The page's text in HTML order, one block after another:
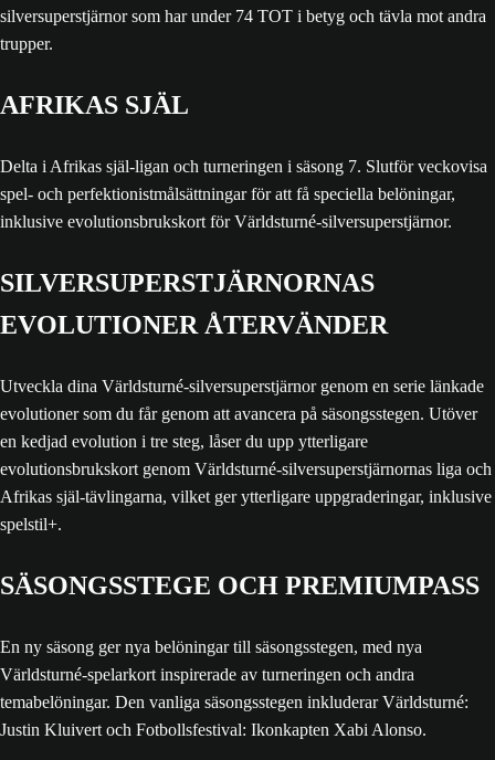
silversuperstjärnor som har under 74 TOT i betyg och tävla mot andra
trupper.
AFRIKAS SJÄL
Delta i Afrikas själ-ligan och turneringen i säsong 7. Slutför veckovisa
spel- och perfektionistmålsättningar för att få speciella belöningar,
inklusive evolutionsbrukskort för Världsturné-silversuperstjärnor.
SILVERSUPERSTJÄRNORNAS
EVOLUTIONER ÅTERVÄNDER
Utveckla dina Världsturné-silversuperstjärnor genom en serie länkade
evolutioner som du får genom att avancera på säsongsstegen. Utöver
en kedjad evolution i tre steg, låser du upp ytterligare
evolutionsbrukskort genom Världsturné-silversuperstjärnornas liga och
Afrikas själ-tävlingarna, vilket ger ytterligare uppgraderingar, inklusive
spelstil+.
SÄSONGSSTEGE OCH PREMIUMPASS
En ny säsong ger nya belöningar till säsongsstegen, med nya
Världsturné-spelarkort inspirerade av turneringen och andra
temabelöningar. Den vanliga säsongsstegen inkluderar Världsturné:
Justin Kluivert och Fotbollsfestival: Ikonkapten Xabi Alonso.